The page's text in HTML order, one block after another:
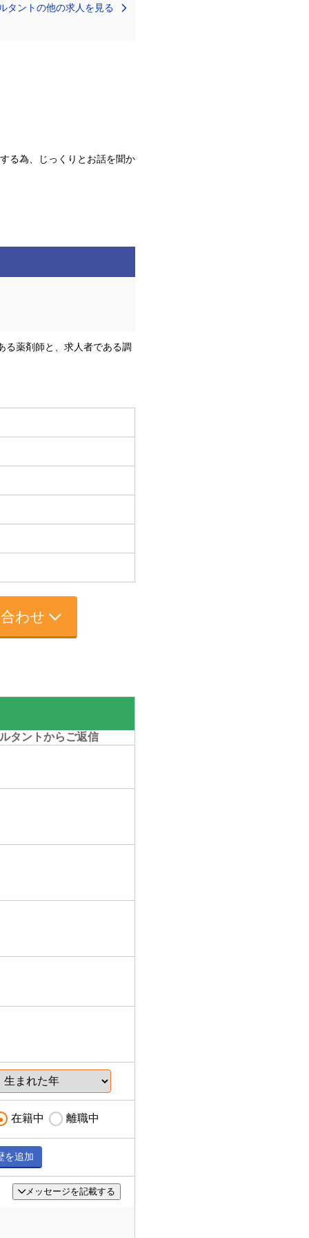
タントの他の求人を見る
る為、じっくりとお話を聞か
る薬剤師と、求人者である調
わせ
タントからご返信
在籍中 離職中
を追加
メッセージを記載する